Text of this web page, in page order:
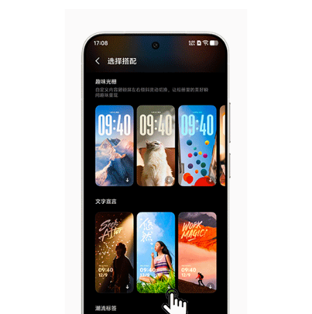
X300 Pro
S50 Pro mini
S30 Pro mini
Y6 Y60
Y500 Pro
iQOO Z11 iQOO Z11x
vivo 头戴降噪耳机 vivo TWS 5e